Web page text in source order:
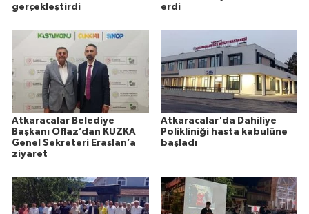
gerçekleştirdi
erdi
Atkaracalar Belediye
Başkanı Oflaz’dan KUZKA
Genel Sekreteri Eraslan’a
ziyaret
Atkaracalar'da Dahiliye
Polikliniği hasta kabulüne
başladı